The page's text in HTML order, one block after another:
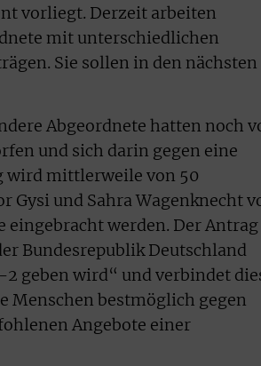
vorliegt. Derzeit arbeiten
mit unterschiedlichen
Sie sollen in den nächsten
Abgeordnete hatten noch
und sich darin gegen eine
wird mittlerweile von 50
Gysi und Sahra Wagenknecht
eingebracht werden. Der Antrag
Bundesrepublik Deutschland
geben wird“ und verbindet
Menschen bestmöglich gegen
Angebote einer